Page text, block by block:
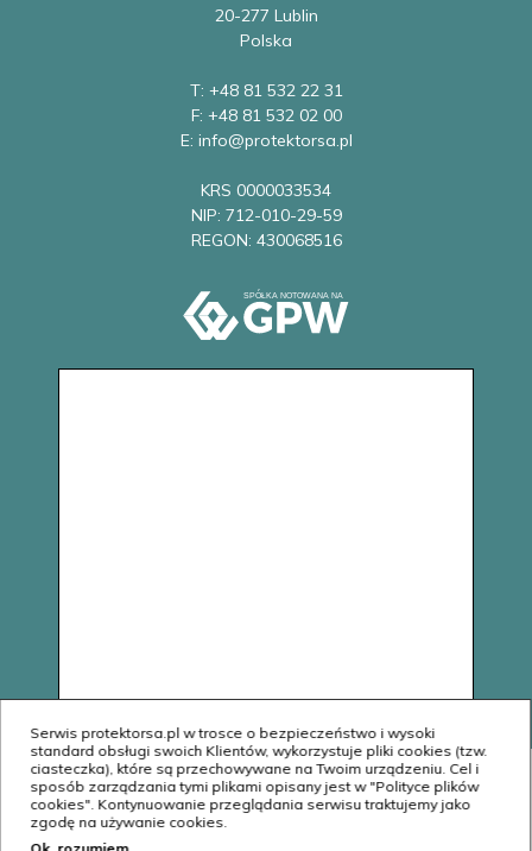
20-277 Lublin
Polska
T: +48 81 532 22 31
F: +48 81 532 02 00
E: info@protektorsa.pl
KRS 0000033534
NIP: 712-010-29-59
REGON: 430068516
© Copyright 2020 Protektor S.A. All Rights Reserved.
Serwis protektorsa.pl w trosce o bezpieczeństwo i wysoki
standard obsługi swoich Klientów, wykorzystuje pliki cookies (tzw.
ciasteczka), które są przechowywane na Twoim urządzeniu. Cel i
sposób zarządzania tymi plikami opisany jest w "Polityce plików
cookies". Kontynuowanie przeglądania serwisu traktujemy jako
zgodę na używanie cookies.